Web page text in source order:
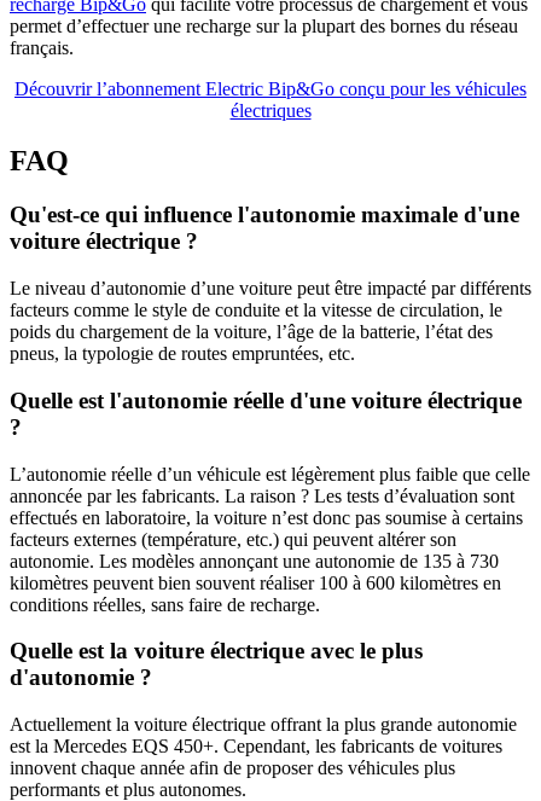
permet d’effectuer une recharge sur la plupart des bornes du réseau
français.
Découvrir l’abonnement Electric Bip&Go conçu pour les véhicules
électriques
FAQ
Qu'est-ce qui influence l'autonomie maximale d'une
voiture électrique ?
Le niveau d’autonomie d’une voiture peut être impacté par différents
facteurs comme le style de conduite et la vitesse de circulation, le
poids du chargement de la voiture, l’âge de la batterie, l’état des
pneus, la typologie de routes empruntées, etc.
Quelle est l'autonomie réelle d'une voiture électrique
?
L’autonomie réelle d’un véhicule est légèrement plus faible que celle
annoncée par les fabricants. La raison ? Les tests d’évaluation sont
effectués en laboratoire, la voiture n’est donc pas soumise à certains
facteurs externes (température, etc.) qui peuvent altérer son
autonomie. Les modèles annonçant une autonomie de 135 à 730
kilomètres peuvent bien souvent réaliser 100 à 600 kilomètres en
conditions réelles, sans faire de recharge.
Quelle est la voiture électrique avec le plus
d'autonomie ?
Actuellement la voiture électrique offrant la plus grande autonomie
est la Mercedes EQS 450+. Cependant, les fabricants de voitures
innovent chaque année afin de proposer des véhicules plus
performants et plus autonomes.